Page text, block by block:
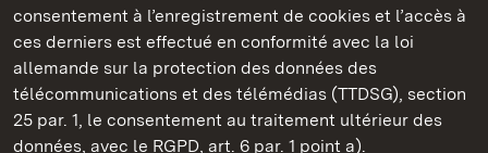
consentement à l’enregistrement de cookies et l’accès à
ces derniers est effectué en conformité avec la loi
allemande sur la protection des données des
télécommunications et des télémédias (TTDSG), section
25 par. 1, le consentement au traitement ultérieur des
données, avec le RGPD, art. 6 par. 1 point a).
Châteaux et jardins publics du Bade-Wurtemberg
ContactFAQ et réponsesMentions légales
Protection des données
Explications sur l’accessibilité